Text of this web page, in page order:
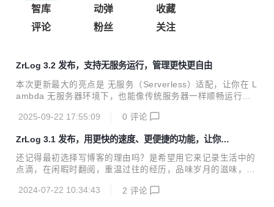
智库
动弹
收藏
评论
粉丝 关注
ZrLog 3.2 发布，支持无服务运行，管理更快更自由
本次更新最大的亮点是 无服务（Serverless）适配，让你在 L
ambda 无服务器环境下，也能像传统服务器一样顺畅运行。
g 3.2 起新增 Lambda 部署，并配合 Cloudflare Pages 服务
费用），让你的网站更加稳定 上了 AWS Lambda 后，无需担
心服务稳定性，轻松实现 99.99% 可用率，随时随地、任何设
备，都能记录并分享你的想法或思考 3.2.0 变更记录 新特性
dn 托管...
2025-09-22 17:55:09 0 评论
ZrLog 3.1 发布，用更快的速度、更便捷的功能，让你的
记录更生动
还记得最初选择写博客的理由吗？是希望用它来记录生活中的
点滴，在闲暇时翻阅，重温过往的经历，品味岁月的滋味，还
配合 CDN 或 GitHub Pages 服务实现动静结合，轻松实现无
2024-07-22 10:34:43 2 评论